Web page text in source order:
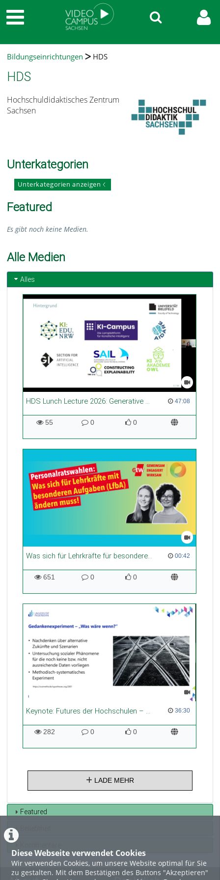
Diese Webseite verwendet Cookies
Wir verwenden Cookies, um unsere Website optimal für Sie
zu gestalten. Mit dem Bestätigen des Buttons "Akzeptieren"
Bildungseinrichtungen HDS
HDS
Hochschuldidaktisches Zentrum
Sachsen
Unterkategorien
Unterkategorien anzeigen
Featured
Es gibt noch keine Medien.
Alle Medien
Alles
HDS Lunch Lecture 2026: Generative KI in der Hochschullehre – Kompetenzen stärken, Hochschule weiterdenken vom 19. Juni 2026 47:08
47:08 duration
55
views
0
Kommentare
0
Was sich für Lehrkräfte für besondere Aufgaben (LfbA) ändern muss 00:42
00:42 duration
651
views
0
Kommentare
0
Keynote: Futures der Hochschulen – Vielfältige Anforderungen in brüchigen Zeiten / 3. Kursleiter*innen-& Coach*innentag der HDS 36:30
36:30 duration
282
views
0
Kommentare
0
LADE MEHR
Featured